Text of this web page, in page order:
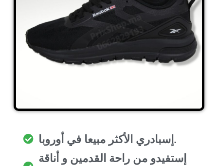
إسبادري الأكثر مبيعا في أوروبا.
إستفيدو من راحة القدمين و أناقة